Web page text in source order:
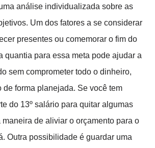
análise individualizada sobre as
Um dos fatores a se considerar
presentes ou comemorar o fim do
quantia para essa meta pode ajudar a
sem comprometer todo o dinheiro,
de forma planejada. Se você tem
do 13º salário para quitar algumas
de aliviar o orçamento para o
Outra possibilidade é guardar uma